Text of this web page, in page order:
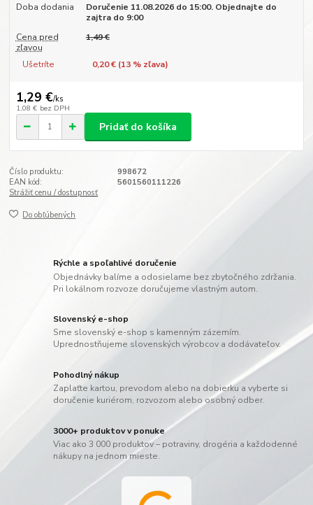
Doba dodania
Doručenie 11.08.2026 do 15:00. Objednajte do
zajtra do 9:00
Cena pred
zľavou
1,49 €
Ušetríte 0,20 € (13% zľava)
1,29 €/ks
1,08 € bez DPH
Pridať do košíka
Číslo produktu:
998672
EAN kód:
5601560111226
Strážiť cenu / dostupnosť
Do obľúbených
Rýchle a spoľahlivé doručenie
Objednávky balíme a odosielame bez zbytočného zdržania.
Pri lokálnom rozvoze doručujeme vlastným autom.
Slovenský e-shop
Sme slovenský e-shop s kamenným zázemím.
Uprednostňujeme slovenských výrobcov a dodávateľov.
Pohodlný nákup
Zaplaťte kartou, prevodom alebo na dobierku a vyberte si
doručenie kuriérom, rozvozom alebo osobný odber.
3000+ produktov v ponuke
Viac ako 3 000 produktov – potraviny, drogéria a každodenné
nákupy na jednom mieste.